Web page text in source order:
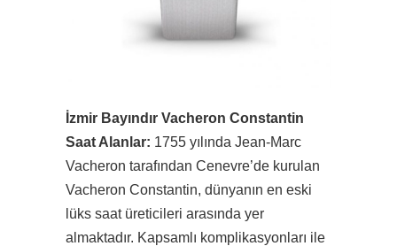
İzmir Bayındır Vacheron Constantin
Saat Alanlar: 1755 yılında Jean-Marc
Vacheron tarafından Cenevre’de kurulan
Vacheron Constantin, dünyanın en eski
lüks saat üreticileri arasında yer
almaktadır. Kapsamlı komplikasyonları ile